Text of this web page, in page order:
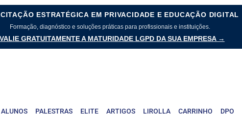
ESTRATÉGICA EM PRIVACIDADE E EDUCAÇÃO DIGITAL
Formação, diagnóstico e soluções práticas para profissionais e instituições.
GRATUITAMENTE A MATURIDADE LGPD DA SUA EMPRESA →
ALUNOS PALESTRAS ELITE ARTIGOS LIROLLA CARRINHO DPO